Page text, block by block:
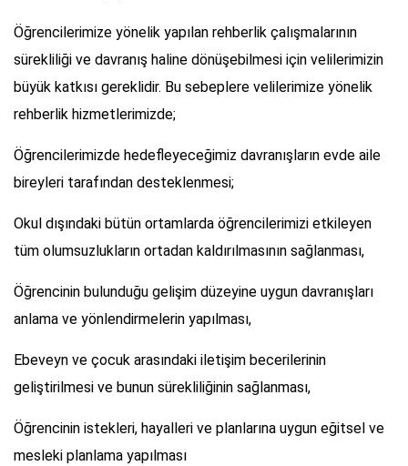
Öğrencilerimize yönelik yapılan rehberlik çalışmalarının
sürekliliği ve davranış haline dönüşebilmesi için velilerimizin
büyük katkısı gereklidir. Bu sebeplere velilerimize yönelik
rehberlik hizmetlerimizde;
Öğrencilerimizde hedefleyeceğimiz davranışların evde aile
bireyleri tarafından desteklenmesi;
Okul dışındaki bütün ortamlarda öğrencilerimizi etkileyen
tüm olumsuzlukların ortadan kaldırılmasının sağlanması,
Öğrencinin bulunduğu gelişim düzeyine uygun davranışları
anlama ve yönlendirmelerin yapılması,
Ebeveyn ve çocuk arasındaki iletişim becerilerinin
geliştirilmesi ve bunun sürekliliğinin sağlanması,
Öğrencinin istekleri, hayalleri ve planlarına uygun eğitsel ve
mesleki planlama yapılması